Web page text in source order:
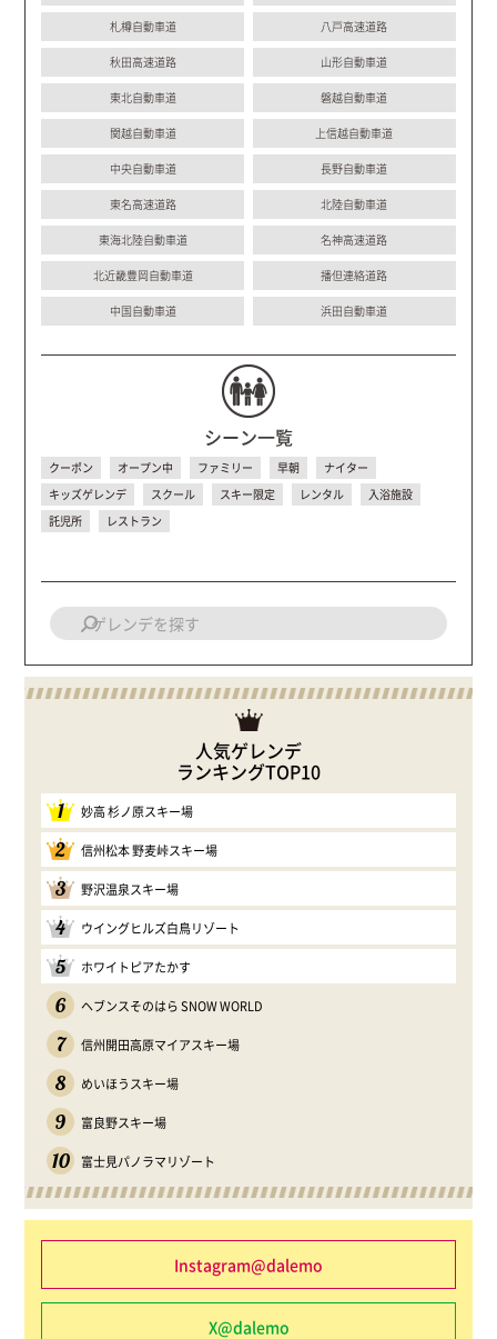
札樽自動車道 八戸高速道路
秋田高速道路 山形自動車道
東北自動車道 磐越自動車道
関越自動車道 上信越自動車道
中央自動車道 長野自動車道
東名高速道路 北陸自動車道
東海北陸自動車道 名神高速道路
北近畿豊岡自動車道 播但連絡道路
中国自動車道 浜田自動車道
シーン一覧
クーポン オープン中 ファミリー 早朝
ナイター
キッズゲレンデ
スクール スキー限定 レンタル
入浴施設
託児所
レストラン
人気ゲレンデ
ランキングTOP10
1 妙高 杉ノ原スキー場
2 信州松本 野麦峠スキー場
3 野沢温泉スキー場
4 ウイングヒルズ白鳥リゾート
5 ホワイトピアたかす
6 ヘブンスそのはら SNOW WORLD
7 信州開田高原マイアスキー場
8 めいほうスキー場
9 富良野スキー場
10 富士見パノラマリゾート
Instagram@dalemo
X@dalemo